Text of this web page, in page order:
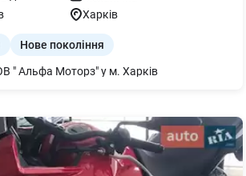
Харків
Нове покоління
" Альфа Моторз" у м. Харків